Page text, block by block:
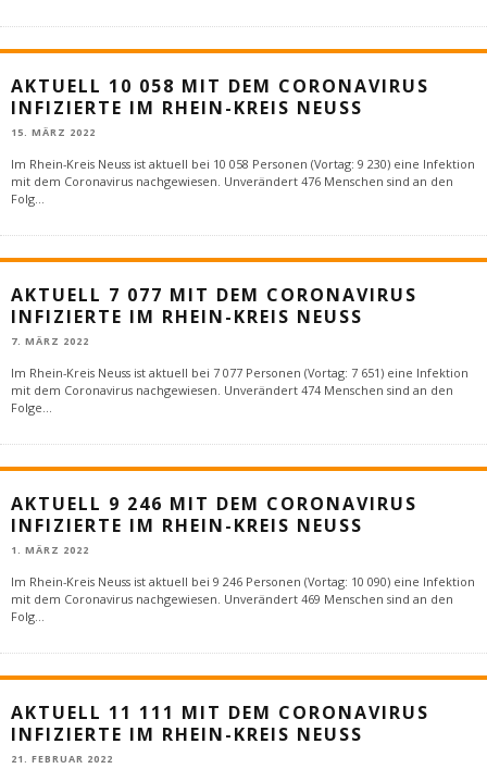
AKTUELL 10 058 MIT DEM CORONAVIRUS
INFIZIERTE IM RHEIN-KREIS NEUSS
15. MÄRZ 2022
Im Rhein-Kreis Neuss ist aktuell bei 10 058 Personen (Vortag: 9 230) eine Infektion
mit dem Coronavirus nachgewiesen. Unverändert 476 Menschen sind an den
Folg...
AKTUELL 7 077 MIT DEM CORONAVIRUS
INFIZIERTE IM RHEIN-KREIS NEUSS
7. MÄRZ 2022
Im Rhein-Kreis Neuss ist aktuell bei 7 077 Personen (Vortag: 7 651) eine Infektion
mit dem Coronavirus nachgewiesen. Unverändert 474 Menschen sind an den
Folge...
AKTUELL 9 246 MIT DEM CORONAVIRUS
INFIZIERTE IM RHEIN-KREIS NEUSS
1. MÄRZ 2022
Im Rhein-Kreis Neuss ist aktuell bei 9 246 Personen (Vortag: 10 090) eine Infektion
mit dem Coronavirus nachgewiesen. Unverändert 469 Menschen sind an den
Folg...
AKTUELL 11 111 MIT DEM CORONAVIRUS
INFIZIERTE IM RHEIN-KREIS NEUSS
21. FEBRUAR 2022